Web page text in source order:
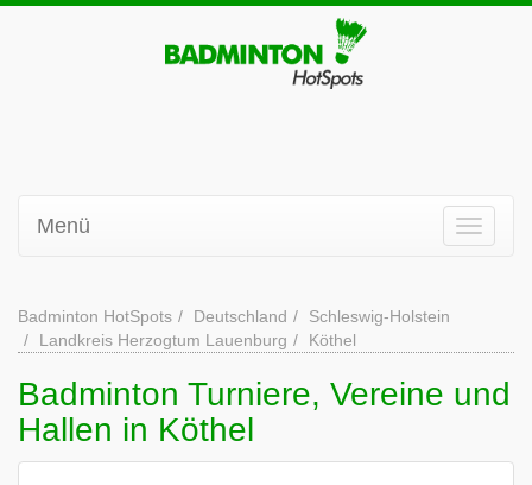
Menü
Badminton HotSpots Deutschland
Schleswig-Holstein
Landkreis Herzogtum Lauenburg
Köthel
Badminton Turniere, Vereine und
Hallen in Köthel